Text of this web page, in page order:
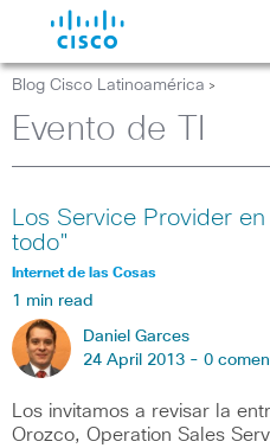
Blog Cisco Latinoamérica >
Evento de TI
Los Service Provider
todo"
Internet de las Cosas
1 min read
Daniel Garces
24 April 2013 - 0
Los invitamos a revisar la
Orozco, Operation Sales